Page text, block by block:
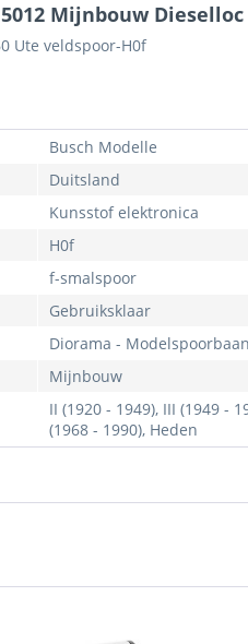
Mijnbouw Dieselloc
Ute veldspoor-H0f
Busch Modelle
Duitsland
Kunsstof elektronica
H0f
f-smalspoor
Gebruiksklaar
Diorama - Modelspoorbaan
Mijnbouw
II (1920 - 1949), III (1949 -
(1968 - 1990), Heden